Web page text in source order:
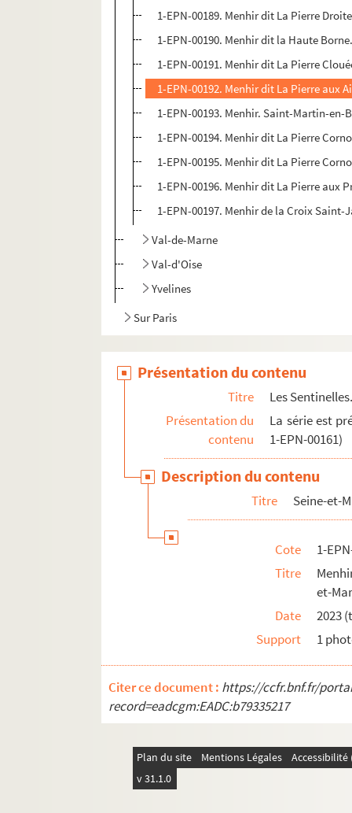
1-EPN-00189. Menhir dit La Pierre
1-EPN-00190. Menhir dit la Haute
1-EPN-00191. Menhir dit La Pierre
1-EPN-00192. Menhir dit La Pierre aux
1-EPN-00193. Menhir. Saint-Martin-en-
1-EPN-00194. Menhir dit La Pierre
1-EPN-00195. Menhir dit La Pierre
1-EPN-00196. Menhir dit La Pierre aux
1-EPN-00197. Menhir de la Croix
Val-de-Marne
Val-d'Oise
Yvelines
Sur Paris
Présentation du contenu
Titre
Les
Présentation du
contenu
La série est
1-EPN-00161)
Description du contenu
Titre Seine-et-
Cote
1-
Titre
et-
Date
2023
Support
1
Citer ce document : https://ccfr.bnf.fr/
record=eadcgm:EADC:b79335217
Plan du site Mentions Légales
v 31.1.0